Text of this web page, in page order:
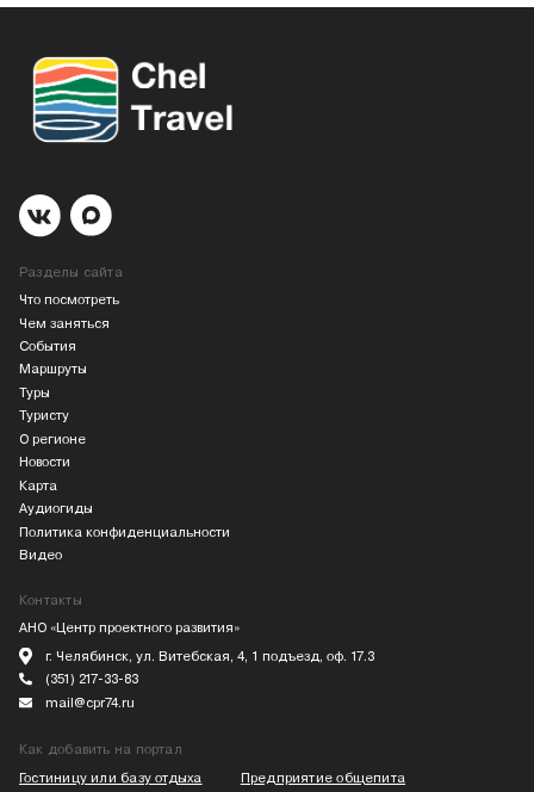
Разделы сайта
Что посмотреть
Чем заняться
События
Маршруты
Туры
Туристу
О регионе
Новости
Карта
Аудиогиды
Политика конфиденциальности
Видео
Контакты
АНО «Центр проектного развития»
г. Челябинск, ул. Витебская, 4, 1 подъезд, оф. 17.3
(351) 217-33-83
mail@cpr74.ru
Как добавить на портал
Гостиницу или базу отдыха
Предприятие общепита